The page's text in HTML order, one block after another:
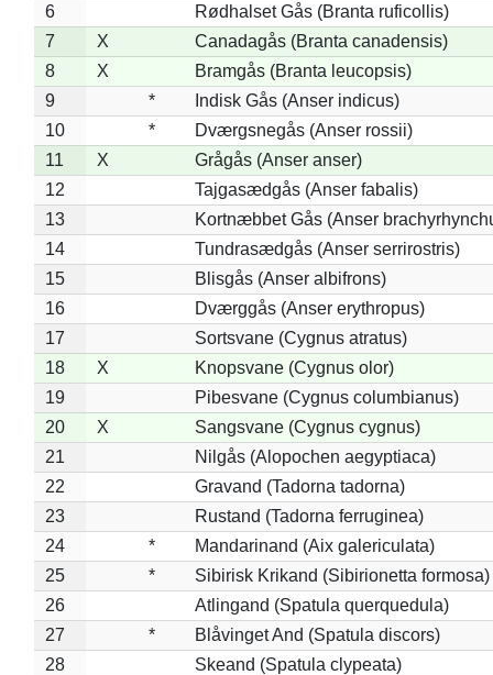
6
Rødhalset Gås (Branta ruficollis)
7
X
Canadagås (Branta canadensis)
8
X
Bramgås (Branta leucopsis)
9
*
Indisk Gås (Anser indicus)
10
*
Dværgsnegås (Anser rossii)
11
X
Grågås (Anser anser)
12
Tajgasædgås (Anser fabalis)
13
Kortnæbbet Gås (Anser
14
Tundrasædgås (Anser serrirostris)
15
Blisgås (Anser albifrons)
16
Dværggås (Anser erythropus)
17
Sortsvane (Cygnus atratus)
18
X
Knopsvane (Cygnus olor)
19
Pibesvane (Cygnus columbianus)
20
X
Sangsvane (Cygnus cygnus)
21
Nilgås (Alopochen aegyptiaca)
22
Gravand (Tadorna tadorna)
23
Rustand (Tadorna ferruginea)
24
*
Mandarinand (Aix galericulata)
25
*
Sibirisk Krikand (Sibirionetta formosa)
26
Atlingand (Spatula querquedula)
27
*
Blåvinget And (Spatula discors)
28
Skeand (Spatula clypeata)